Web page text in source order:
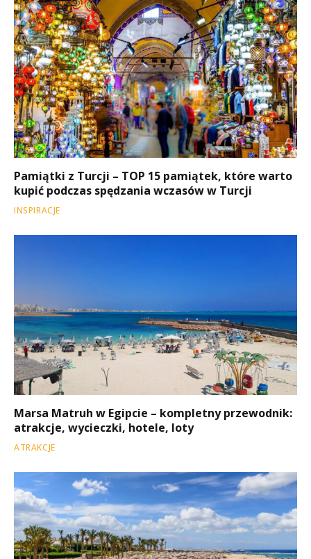
Pamiątki z Turcji – TOP 15 pamiątek, które warto
kupić podczas spędzania wczasów w Turcji
INSPIRACJE
Marsa Matruh w Egipcie – kompletny przewodnik:
atrakcje, wycieczki, hotele, loty
ATRAKCJE